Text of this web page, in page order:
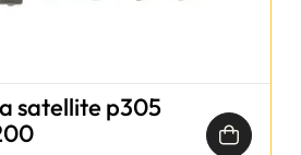
satellite p305